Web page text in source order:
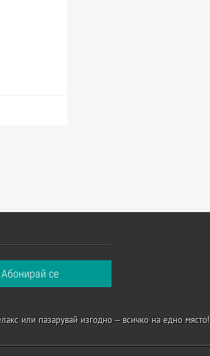
или пазарувай изгодно – всичко на едно място!